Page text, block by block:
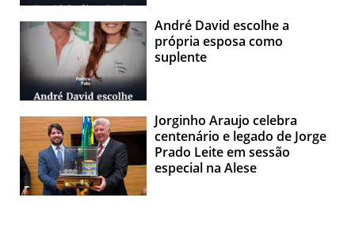
André David escolhe a
própria esposa como
suplente
Jorginho Araujo celebra
centenário e legado de Jorge
Prado Leite em sessão
especial na Alese